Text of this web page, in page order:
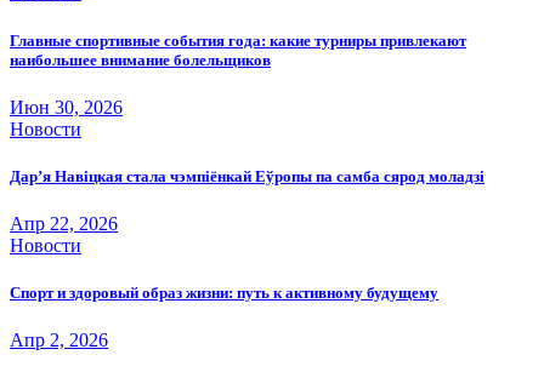
Главные спортивные события года: какие турниры привлекают
наибольшее внимание болельщиков
Июн 30, 2026
Новости
Дар’я Навіцкая стала чэмпіёнкай Еўропы па самба сярод моладзі
Апр 22, 2026
Новости
Спорт и здоровый образ жизни: путь к активному будущему
Апр 2, 2026